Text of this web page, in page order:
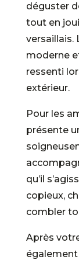
déguster
tout en
versaillais.
moderne
ressenti
extérieur.
Pour les
présente
qu’il
copieux,
combler
Après